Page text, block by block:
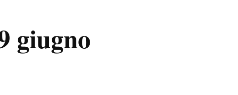
giugno